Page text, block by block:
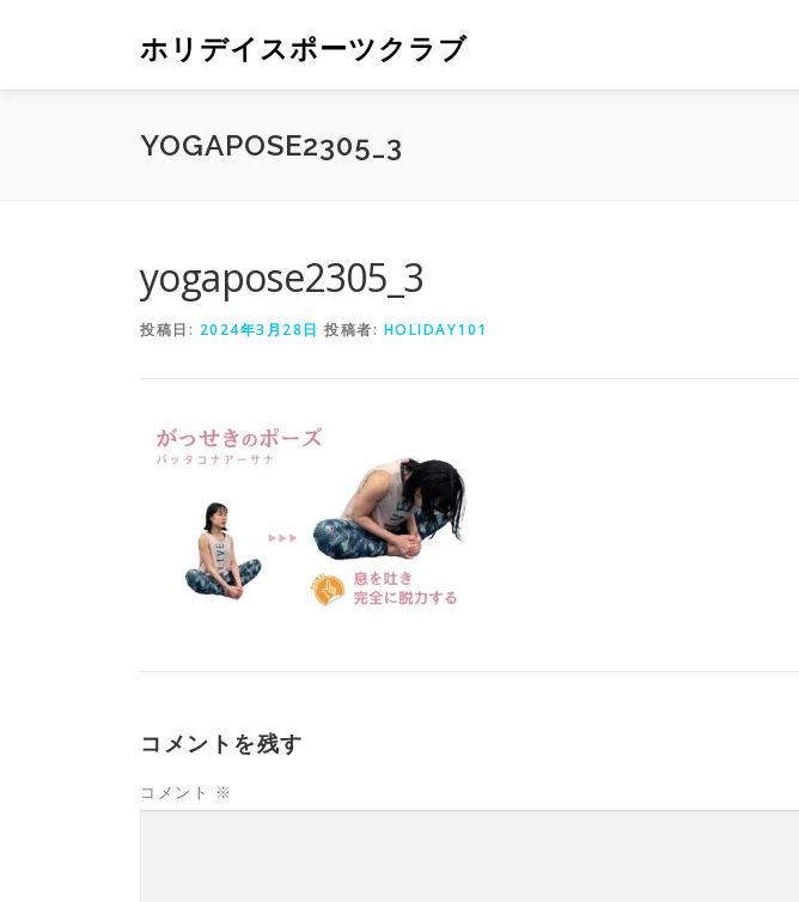
ホリデイスポーツクラブ
YOGAPOSE2305_3
yogapose2305_3
投稿日: 2024年3月28日 投稿者: HOLIDAY101
コメントを残す
コメント ※